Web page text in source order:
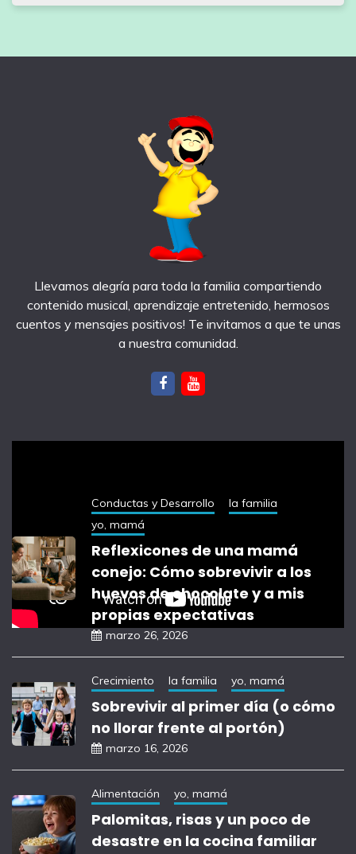
Llevamos alegría para toda la familia compartiendo
contenido musical, aprendizaje entretenido, hermosos
cuentos y mensajes positivos! Te invitamos a que te unas
a nuestra comunidad.
Conductas y Desarrollo
la familia
yo, mamá
Reflexicones de una mamá
conejo: Cómo sobrevivir a los
huevos de chocolate y a mis
propias expectativas
marzo 26, 2026
Crecimiento la familia yo, mamá
Sobrevivir al primer día (o cómo
no llorar frente al portón)
marzo 16, 2026
Alimentación yo, mamá
Palomitas, risas y un poco de
desastre en la cocina familiar